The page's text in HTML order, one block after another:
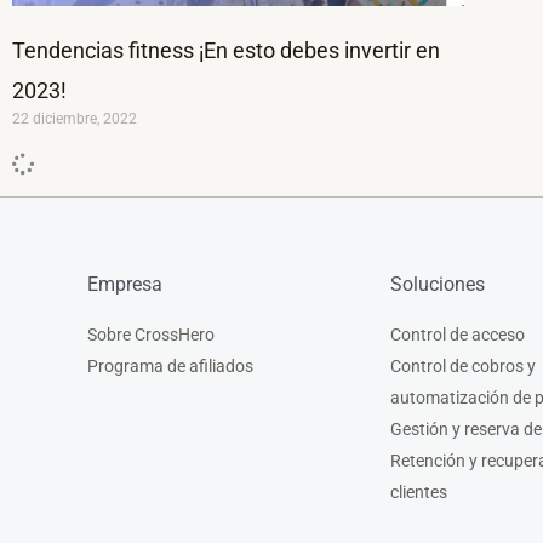
Tendencias fitness ¡En esto debes invertir en
2023!
22 diciembre, 2022
Empresa
Sobre CrossHero
Programa de afiliados
Soluciones
Control de acceso
Control de cobros y
automatización de
Gestión y reserva
Retención y
clientes